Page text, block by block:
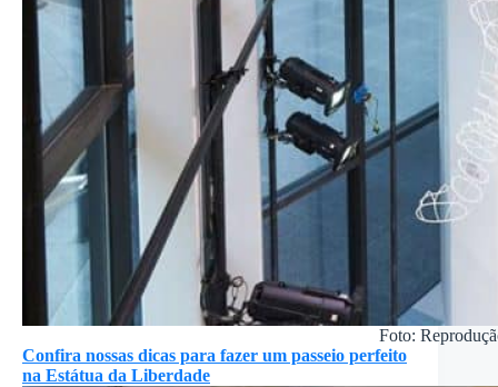
Foto:
Confira nossas dicas para fazer um passeio perfeito
na Estátua da Liberdade